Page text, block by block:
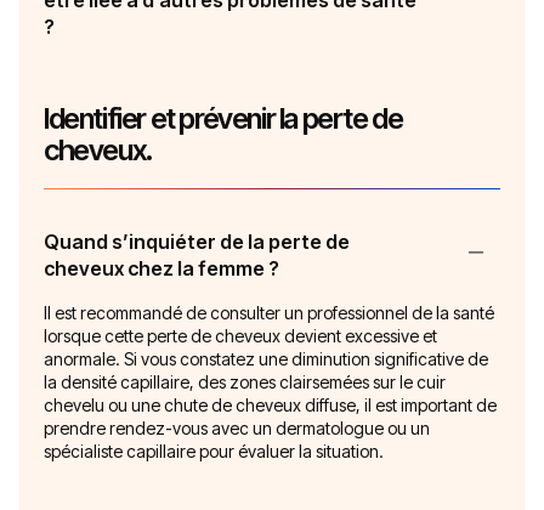
?
Identifier et prévenir la perte de
cheveux.
Quand s’inquiéter de la perte de
cheveux chez la femme ?
Il est recommandé de consulter un professionnel de la santé
lorsque cette perte de cheveux devient excessive et
anormale. Si vous constatez une diminution significative de
la densité capillaire, des zones clairsemées sur le cuir
chevelu ou une chute de cheveux diffuse, il est important de
prendre rendez-vous avec un dermatologue ou un
spécialiste capillaire pour évaluer la situation.